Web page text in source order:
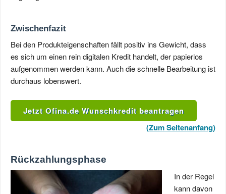
Zwischenfazit
Bei den Produkteigenschaften fällt positiv ins Gewicht, dass
es sich um einen rein digitalen Kredit handelt, der papierlos
aufgenommen werden kann. Auch die schnelle Bearbeitung ist
durchaus lobenswert.
Jetzt Ofina.de Wunschkredit beantragen
(Zum Seitenanfang)
Rückzahlungsphase
In der Regel
kann davon